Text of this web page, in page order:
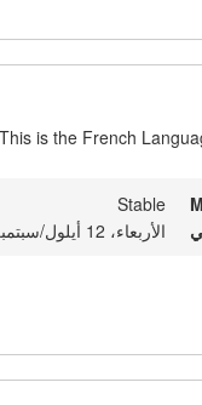
This is the French
Stable
الأربعاء، 12 أيلول/سبتمبر 2012 23:00